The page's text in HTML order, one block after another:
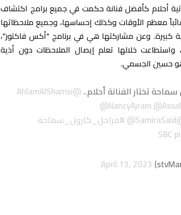
أحلام كأفضل فنانة حكمت في جميع برامج اكتشاف
معظم الأوقات وكذلك إحساسها، وجميع ملاحظاتها
كبيرة. وعن مشاركتها هي في برنامج “أكس فاكتور”،
واستطاعت خلالها تعلم إيصال الملاحظات دون أذية
هو حسين الجسمي.
تختار الفنانة أحلام..@AhlamAlShamsi
@NancyAjram
@SamiraSaid#مراحل_كارول_سماحة
April 13, 2023